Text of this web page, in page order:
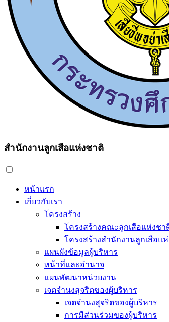
สำนักงานลูกเสือแห่งชาติ
หน้าแรก
เกี่ยวกับเรา
โครงสร้าง
โครงสร้างคณะลูกเสือแห่งชา
โครงสร้างสำนักงานลูกเสือแ
แผนผังข้อมูลผู้บริหาร
หน้าที่และอำนาจ
แผนพัฒนาหน่วยงาน
เจตจำนงสุจริตของผู้บริหาร
เจตจำนงสุจริตของผู้บริหาร
การมีส่วนร่วมของผู้บริหาร